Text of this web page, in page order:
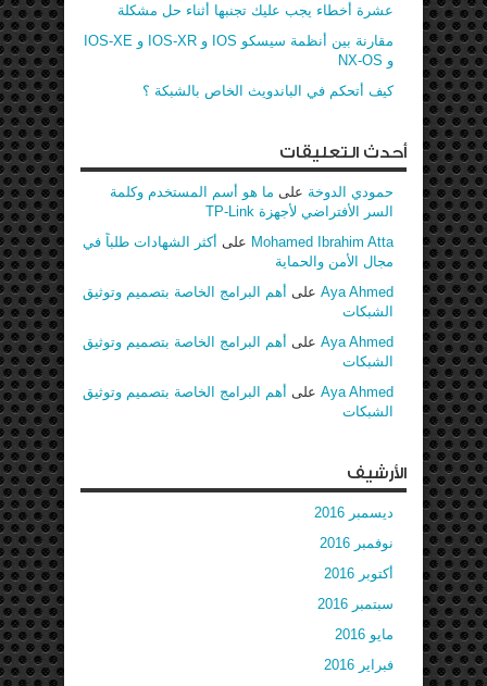
عشرة أخطاء يجب عليك تجنبها أثناء حل مشكلة
مقارنة بين أنظمة سيسكو IOS و IOS-XR و IOS-XE
و NX-OS
كيف أتحكم في الباندويث الخاص بالشبكة ؟
أحدث التعليقات
حمودي الدوخة على ما هو أسم المستخدم وكلمة
السر الأفتراضي لأجهزة TP-Link
Mohamed Ibrahim Atta على أكثر الشهادات طلباً في
مجال الأمن والحماية
Aya Ahmed على أهم البرامج الخاصة بتصميم وتوثيق
الشبكات
Aya Ahmed على أهم البرامج الخاصة بتصميم وتوثيق
الشبكات
Aya Ahmed على أهم البرامج الخاصة بتصميم وتوثيق
الشبكات
الأرشيف
ديسمبر 2016
نوفمبر 2016
أكتوبر 2016
سبتمبر 2016
مايو 2016
فبراير 2016